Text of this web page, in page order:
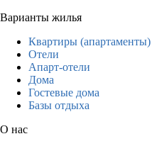
Варианты жилья
Квартиры (апартаменты)
Отели
Апарт-отели
Дома
Гостевые дома
Базы отдыха
О нас